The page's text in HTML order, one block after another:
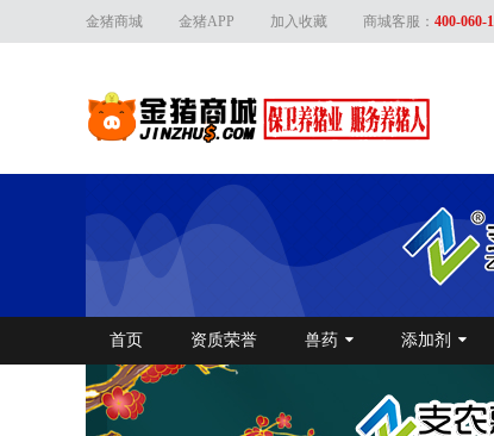
金猪商城 金猪APP 加入收藏 商城客服： 400-060-
首页 资质荣誉 兽药 添加剂